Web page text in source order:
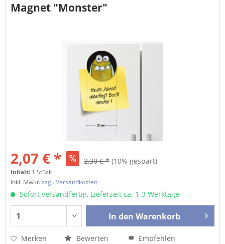
Magnet "Monster"
2,07 € * 2,30 € * (10% gespart)
Inhalt: 1 Stück
inkl. MwSt.zzgl. Versandkosten
Sofort versandfertig, Lieferzeit ca. 1-3 Werktage
In den Warenkorb
Merken Bewerten Empfehlen